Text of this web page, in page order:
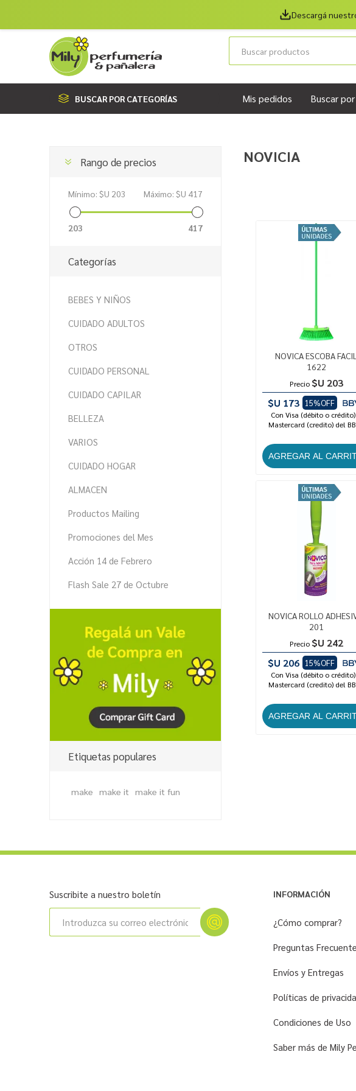
Descargá
BUSCAR POR CATEGORÍAS Mis pedidos Buscar
NOVICIA
NOVICA ESCOBA FACIL
1622
Precio $U 203
$U 173
15%OFF
Con Visa (débito o
Mastercard (credito) del
NOVICA ROLLO
201
Precio $U 242
$U 206
15%OFF
Con Visa (débito o
Mastercard (credito) del
Rango de precios
Mínimo: $U 203 Máximo: $U 417
203 417
Categorías
BEBES Y NIÑOS
CUIDADO ADULTOS
OTROS
CUIDADO PERSONAL
CUIDADO CAPILAR
BELLEZA
VARIOS
CUIDADO HOGAR
ALMACEN
Productos Mailing
Promociones del Mes
Acción 14 de Febrero
Flash Sale 27 de Octubre
Etiquetas populares
make make it make it fun
Suscribite a nuestro boletín INFORMACIÓN
¿Cómo comprar?
Preguntas
Envíos y Entregas
Políticas de
Condiciones de Uso
Saber más de Mily